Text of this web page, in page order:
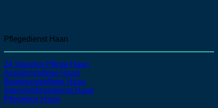
Pflegedienst Haan
24 Stunden Pflege Haan
Assistenzpflege Haan
Beatmungspflege Haan
Intensivpflegedienst Haan
Pflegebox Haan